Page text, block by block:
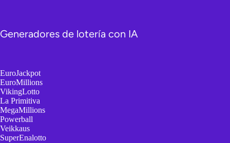
Generadores de lotería con IA
EuroJackpot
EuroMillions
VikingLotto
La Primitiva
MegaMillions
Powerball
Veikkaus
SuperEnalotto